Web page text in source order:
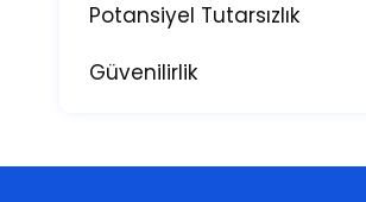
Potansiyel Tutarsızlık
Güvenilirlik